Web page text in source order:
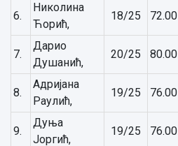
6.
Николина
Ћорић,
18/25 72.00
7.
Дарио
Душанић,
20/25 80.00
8.
Адријана
Раулић,
19/25 76.00
9.
Дуња
Јоргић,
19/25 76.00